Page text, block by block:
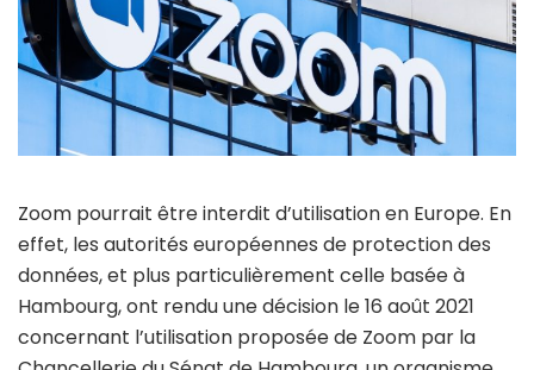
Zoom pourrait être interdit d’utilisation en Europe. En
effet, les autorités européennes de protection des
données, et plus particulièrement celle basée à
Hambourg, ont rendu une décision le 16 août 2021
concernant l’utilisation proposée de Zoom par la